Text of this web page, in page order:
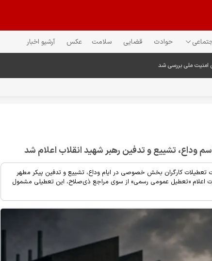
حوادث قضایی سلامت عکس آرشیو اخبار
امنیت ملی بررسی شد
تشییع و تدفین رهبر شهید انقلاب اعلام شد
تعطیلات کارگران بخش خصوصی در ایام وداع، تشییع و تدفین پیکر مطهر
اعلام «تعطیل عمومی رسمی» از سوی مراجع ذی‌صلاح، این تعطیلی مشمول